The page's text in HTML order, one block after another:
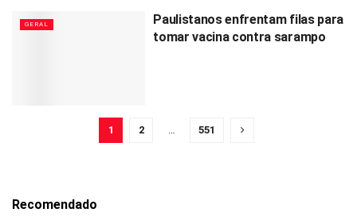
GERAL
Paulistanos enfrentam filas para
tomar vacina contra sarampo
1 2 … 551
Recomendado